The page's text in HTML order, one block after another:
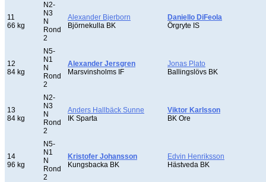
11
66 kg
N2-
N3
N
Rond
2
Alexander Bjerborn
Björnekulla BK
Daniello DiFeola
Örgryte IS
12
84 kg
N5-
N1
N
Rond
2
Alexander Jersgren
Marsvinsholms IF
Jonas Plato
Ballingslövs BK
13
84 kg
N2-
N3
N
Rond
2
Anders Hallbäck Sunne
IK Sparta
Viktor Karlsson
BK Ore
14
96 kg
N5-
N1
N
Rond
2
Kristofer Johansson
Kungsbacka BK
Edvin Henriksson
Hästveda BK